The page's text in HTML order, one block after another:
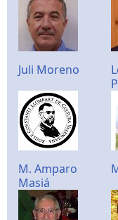
Juli Moreno
M. Amparo
Masiá